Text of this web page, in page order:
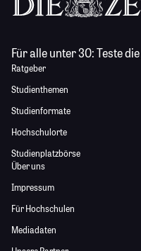
Für alle unter 30:Teste die
Ratgeber
Studienthemen
Studienformate
Hochschulorte
Studienplatzbörse
Über uns
Impressum
Für Hochschulen
Mediadaten